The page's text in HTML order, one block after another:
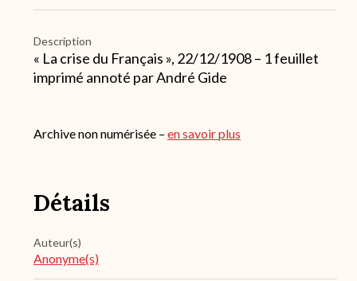
Description
« La crise du Français », 22/12/1908 – 1 feuillet
imprimé annoté par André Gide
Archive non numérisée – en savoir plus
Détails
Auteur(s)
Anonyme(s)